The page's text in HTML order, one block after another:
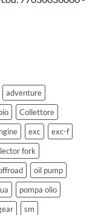
adventure
Collettore
exc
exc-f
fork
oil pump
pompa olio
sm